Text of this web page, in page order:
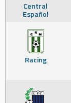
Central
Español
Racing